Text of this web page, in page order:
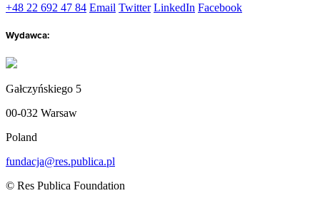
+48 22 692 47 84 Email Twitter LinkedIn Facebook
Wydawca:
Gałczyńskiego 5
00-032 Warsaw
Poland
fundacja@res.publica.pl
© Res Publica Foundation